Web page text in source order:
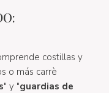
costillas y
o más carrè
" y "guardias de